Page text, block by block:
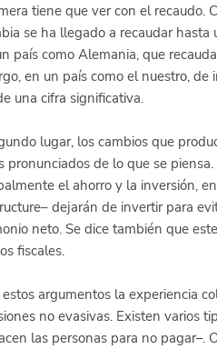
tiene que ver con el recaudo.
se ha llegado a recaudar
país como Alemania, que
en un país como el nuestro,
una cifra significativa.
lugar, los cambios que
pronunciados de lo que se
el ahorro y la inversión,
dejarán de invertir para
neto. Se dice también que
fiscales.
estos argumentos la experiencia
no evasivas. Existen varios
las personas para no pagar–.